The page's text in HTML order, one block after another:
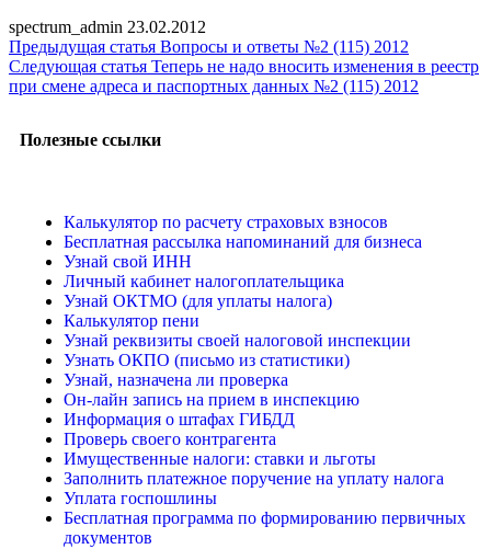
spectrum_admin 23.02.2012
Предыдущая статья Вопросы и ответы №2 (115) 2012
Следующая статья Теперь не надо вносить изменения в реестр
при смене адреса и паспортных данных №2 (115) 2012
Полезные ссылки
Калькулятор по расчету страховых взносов
Бесплатная рассылка напоминаний для бизнеса
Узнай свой ИНН
Личный кабинет налогоплательщика
Узнай ОКТМО (для уплаты налога)
Калькулятор пени
Узнай реквизиты своей налоговой инспекции
Узнать ОКПО (письмо из статистики)
Узнай, назначена ли проверка
Он-лайн запись на прием в инспекцию
Информация о штафах ГИБДД
Проверь своего контрагента
Имущественные налоги: ставки и льготы
Заполнить платежное поручение на уплату налога
Уплата госпошлины
Бесплатная программа по формированию первичных
документов